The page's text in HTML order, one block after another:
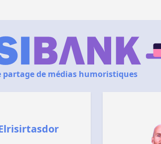
partage de médias humoristiques